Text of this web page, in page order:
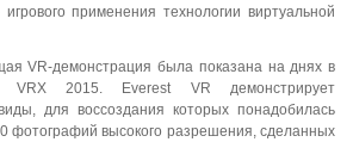
применения технологии виртуальной
VR-демонстрация была показана на днях в
VRX 2015. Everest VR демонстрирует
для воссоздания которых понадобилась
фотографий высокого разрешения, сделанных